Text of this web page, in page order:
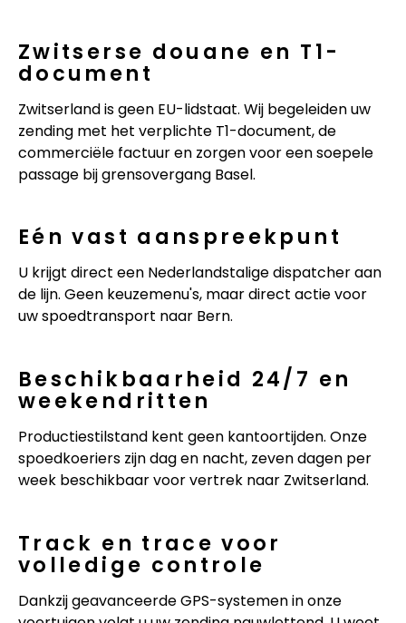
Zwitserse douane en T1-
document
Zwitserland is geen EU-lidstaat. Wij begeleiden uw
zending met het verplichte T1-document, de
commerciële factuur en zorgen voor een soepele
passage bij grensovergang Basel.
Eén vast aanspreekpunt
U krijgt direct een Nederlandstalige dispatcher aan
de lijn. Geen keuzemenu's, maar direct actie voor
uw spoedtransport naar Bern.
Beschikbaarheid 24/7 en
weekendritten
Productiestilstand kent geen kantoortijden. Onze
spoedkoeriers zijn dag en nacht, zeven dagen per
week beschikbaar voor vertrek naar Zwitserland.
Track en trace voor
volledige controle
Dankzij geavanceerde GPS-systemen in onze